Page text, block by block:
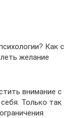
Как с
желание
внимание с
Только так